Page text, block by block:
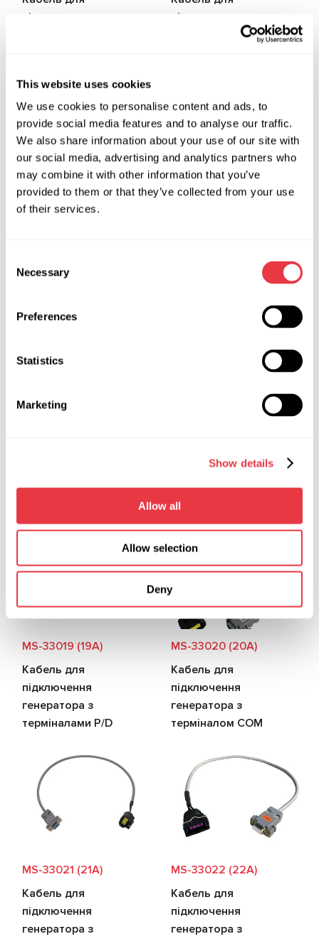
This website uses cookies
We use cookies to personalise content and ads, to
provide social media features and to analyse our traffic.
We also share information about your use of our site with
our social media, advertising and analytics partners who
may combine it with other information that you’ve
provided to them or that they’ve collected from your use
of their services.
Selection
Necessary
Preferences
Statistics
Marketing
Show details
Allow all
Allow selection
Deny
підключення
підключення
генератора з
MS-33013 (13A)
терміналами L/IGN
MS-33015 (15A)
підключення
терміналами L/IG/FR
MS-33019 (19A)
Кабель для
підключення
генератора з
терміналами P/D
MS-33020 (20A)
Кабель для
підключення
генератора з
терміналом COM
MS-33021 (21A)
Кабель для
підключення
генератора з
MS-33022 (22A)
Кабель для
підключення
генератора з